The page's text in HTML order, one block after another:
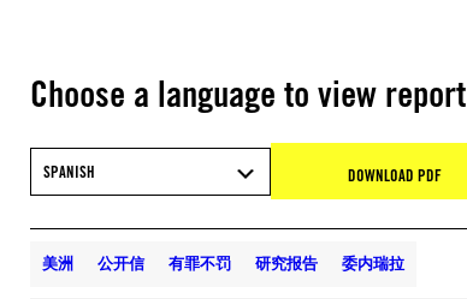
Choose a language to view report
SPANISH DOWNLOAD PDF
美洲 公开信 有罪不罚 研究报告 委内瑞拉